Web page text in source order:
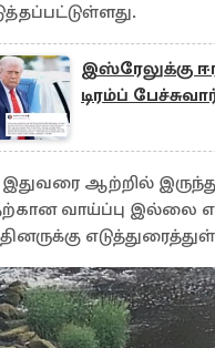
இஸ்ரேலுக்கு
டிரம்ப்
இதுவரை ஆற்றில்
வாய்ப்பு இல்லை